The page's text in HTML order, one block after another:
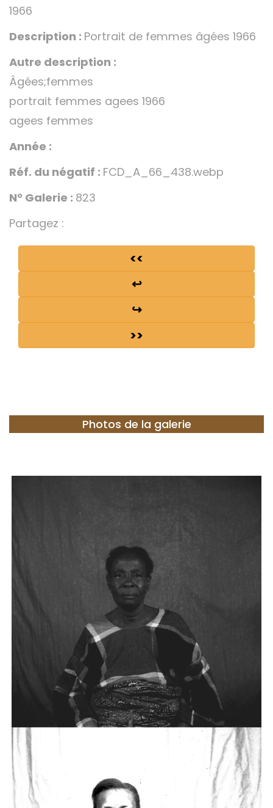
1966
Description : Portrait de femmes âgées 1966
Autre description :
Âgées;femmes
portrait femmes agees 1966
agees femmes
Année :
Réf. du négatif : FCD_A_66_438.webp
N° Galerie : 823
Partagez :
<<
↩
↪
>>
Photos de la galerie